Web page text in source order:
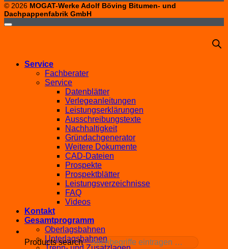
© 2026 MOGAT-Werke Adolf Böving Bitumen- und
Dachpappenfabrik GmbH
Products search
Service
Fachberater
Service
Datenblätter
Verlegeanleitungen
Leistungserklärungen
Ausschreibungstexte
Nachhaltigkeit
Gründachgenerator
Weitere Dokumente
CAD-Dateien
Prospekte
Prospektblätter
Leistungsverzeichnisse
FAQ
Videos
Kontakt
Gesamtprogramm
Oberlagsbahnen
Unterlagsbahnen